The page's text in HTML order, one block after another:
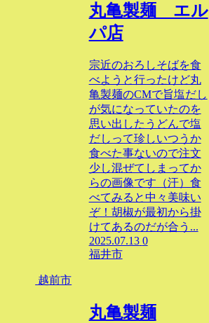
丸亀製麺 エル
パ店
宗近のおろしそばを食
べようと行ったけど丸
亀製麺のCMで旨塩だし
が気になっていたのを
思い出したうどんで塩
だしって珍しいつうか
食べた事ないので注文
少し混ぜてしまってか
らの画像です（汗）食
べてみると中々美味い
ぞ！胡椒が最初から掛
けてあるのだが合う...
2025.07.13 0
福井市
越前市
丸亀製麺